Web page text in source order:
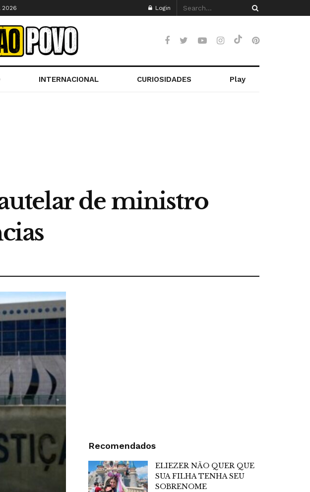
2026 Login
INTERNACIONAL CURIOSIDADES Play
de ministro
Recomendados
ELIEZER NÃO QUER QUE
SUA FILHA TENHA SEU
SOBRENOME